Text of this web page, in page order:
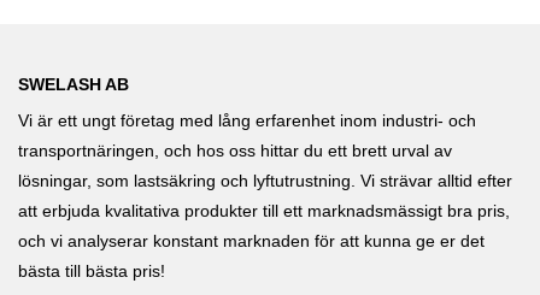
SWELASH AB
Vi är ett ungt företag med lång erfarenhet inom industri- och
transportnäringen, och hos oss hittar du ett brett urval av
lösningar, som lastsäkring och lyftutrustning. Vi strävar alltid efter
att erbjuda kvalitativa produkter till ett marknadsmässigt bra pris,
och vi analyserar konstant marknaden för att kunna ge er det
bästa till bästa pris!